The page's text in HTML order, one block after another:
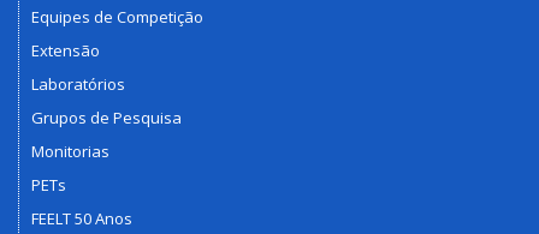
Equipes de Competição
Extensão
Laboratórios
Grupos de Pesquisa
Monitorias
PETs
FEELT 50 Anos